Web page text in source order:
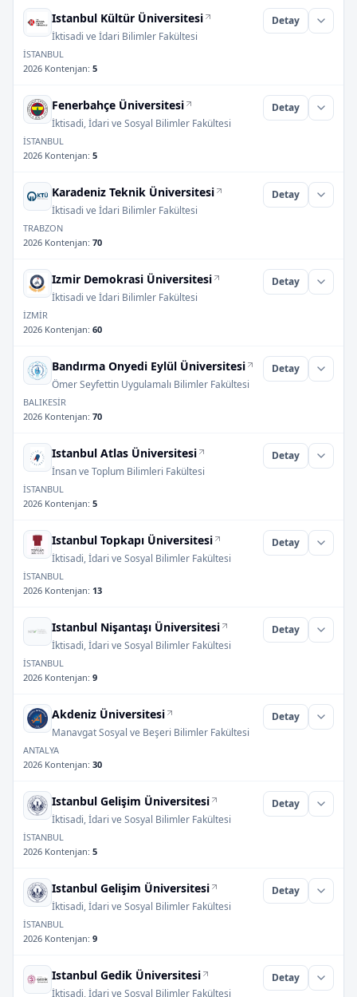
Istanbul Kültür Üniversitesi
İktisadi ve İdari Bilimler Fakültesi
Detay
İSTANBUL
2026 Kontenjan: 5
Fenerbahçe Üniversitesi
İktisadi, İdari ve Sosyal Bilimler Fakültesi
Detay
İSTANBUL
2026 Kontenjan: 5
Karadeniz Teknik Üniversitesi
İktisadi ve İdari Bilimler Fakültesi
Detay
TRABZON
2026 Kontenjan: 70
Izmir Demokrasi Üniversitesi
İktisadi ve İdari Bilimler Fakültesi
Detay
İZMİR
2026 Kontenjan: 60
Bandırma Onyedi Eylül Üniversitesi
Ömer Seyfettin Uygulamalı Bilimler Fakültesi
Detay
BALIKESİR
2026 Kontenjan: 70
Istanbul Atlas Üniversitesi
İnsan ve Toplum Bilimleri Fakültesi
Detay
İSTANBUL
2026 Kontenjan: 5
Istanbul Topkapı Üniversitesi
İktisadi, İdari ve Sosyal Bilimler Fakültesi
Detay
İSTANBUL
2026 Kontenjan: 13
Istanbul Nişantaşı Üniversitesi
İktisadi, İdari ve Sosyal Bilimler Fakültesi
Detay
İSTANBUL
2026 Kontenjan: 9
Akdeniz Üniversitesi
Manavgat Sosyal ve Beşeri Bilimler Fakültesi
Detay
ANTALYA
2026 Kontenjan: 30
Istanbul Gelişim Üniversitesi
İktisadi, İdari ve Sosyal Bilimler Fakültesi
Detay
İSTANBUL
2026 Kontenjan: 5
Istanbul Gelişim Üniversitesi
İktisadi, İdari ve Sosyal Bilimler Fakültesi
Detay
İSTANBUL
2026 Kontenjan: 9
Istanbul Gedik Üniversitesi
İktisadi, İdari ve Sosyal Bilimler Fakültesi
Detay